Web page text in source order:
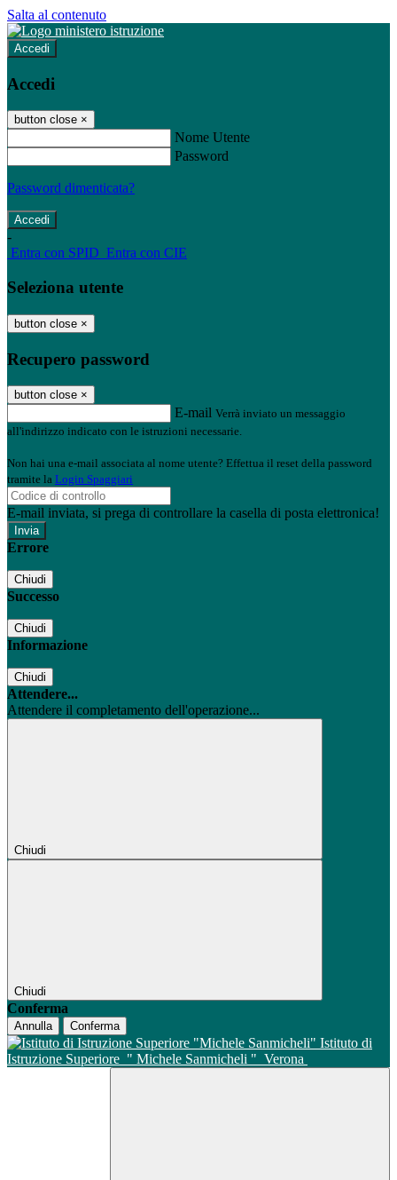
Salta al contenuto
Accedi
Accedi
button close ×
Nome Utente
Password
Password dimenticata?
-
Entra con SPID Entra con CIE
Seleziona utente
button close ×
Recupero password
button close ×
E-mail Verrà inviato un messaggio
all'indirizzo indicato con le istruzioni necessarie.
Non hai una e-mail associata al nome utente? Effettua il reset della password
tramite la Login Spaggiari
E-mail inviata, si prega di controllare la casella di posta elettronica!
Errore
Chiudi
Successo
Chiudi
Informazione
Chiudi
Attendere...
Attendere il completamento dell'operazione...
Chiudi
Chiudi
Conferma
Annulla Conferma
Istituto di
Istruzione Superiore " Michele Sanmicheli " Verona